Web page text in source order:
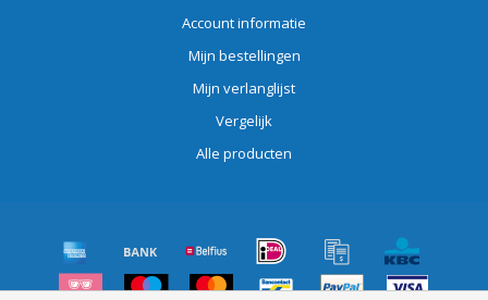
Account informatie
Mijn bestellingen
Mijn verlanglijst
Vergelijk
Alle producten